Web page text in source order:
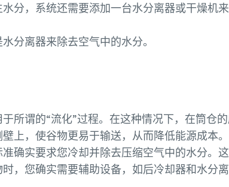
分，系统还需要添加一台水分离器或干燥机
分离器来除去空气中的水分。
所谓的“流化”过程。在这种情况下，在筒仓
上，使谷物更易于输送，从而降低能源成本。
确实要求您冷却并除去压缩空气中的水分。
，您确实需要辅助设备，如后冷却器和水分离